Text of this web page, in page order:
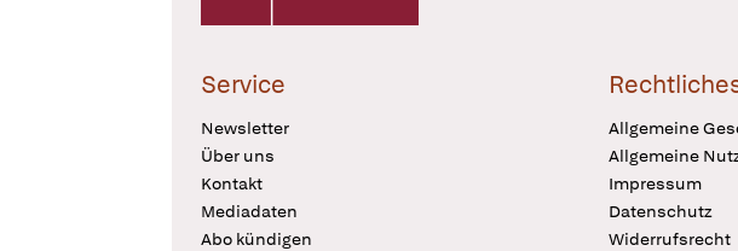
Service
Newsletter
Über uns
Kontakt
Mediadaten
Abo kündigen
Allgemeine
Allgemeine
Impressum
Datenschutz
Widerrufsrecht